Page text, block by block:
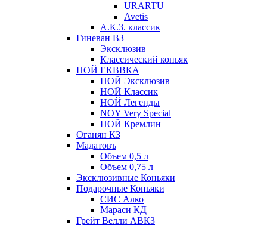
URARTU
Avetis
А.К.З. классик
Гиневан ВЗ
Эксклюзив
Классический коньяк
НОЙ ЕКВВКА
НОЙ Эксклюзив
НОЙ Классик
НОЙ Легенды
NOY Very Speсial
НОЙ Кремлин
Оганян КЗ
Мадатовъ
Объем 0,5 л
Объем 0,75 л
Эксклюзивные Коньяки
Подарочные Коньяки
СИС Алко
Мараси КД
Грейт Велли АВКЗ